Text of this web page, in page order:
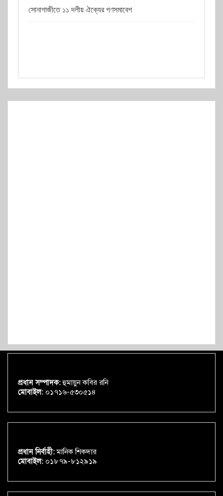
সোনাগাজীতে ১১ দলীয় ঐক্যের গণসমাবেশ
প্রধান সম্পাদক:হুমায়ুন কবির রনি
মোবাইল: ০১৭১৬-৫৩০৫১৪
প্রধান নির্বাহী:মানিক শিকদার
মোবাইল: ০১৮৭৯-৮১২৯১৯